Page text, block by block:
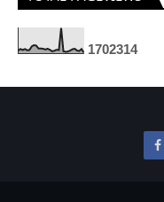
1702314